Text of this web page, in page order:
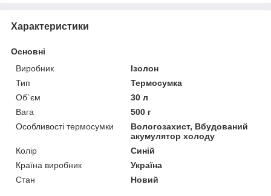
Характеристики
Основні
Виробник
Ізолон
Тип
Термосумка
Об`єм
30 л
Вага
500 г
Особливості термосумки
Вологозахист, Вбудований
акумулятор холоду
Колір
Синій
Країна виробник
Україна
Стан
Новий